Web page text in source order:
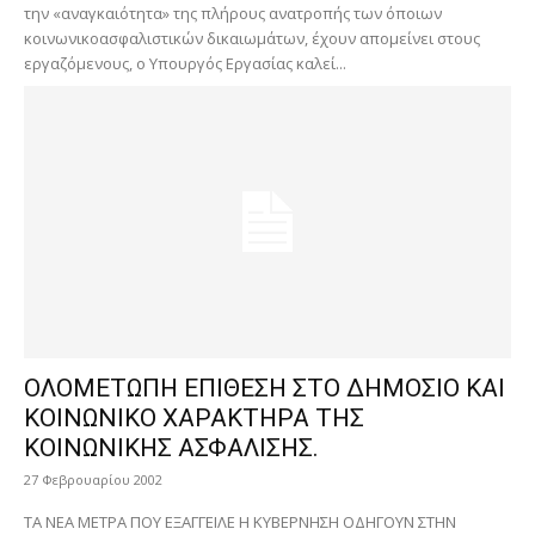
την «αναγκαιότητα» της πλήρους ανατροπής των όποιων
κοινωνικοασφαλιστικών δικαιωμάτων, έχουν απομείνει στους
εργαζόμενους, ο Υπουργός Εργασίας καλεί...
ΟΛΟΜΕΤΩΠΗ ΕΠΙΘΕΣΗ ΣΤΟ ΔΗΜΟΣΙΟ ΚΑΙ
ΚΟΙΝΩΝΙΚΟ ΧΑΡΑΚΤΗΡΑ ΤΗΣ
ΚΟΙΝΩΝΙΚΗΣ ΑΣΦΑΛΙΣΗΣ.
27 Φεβρουαρίου 2002
ΤΑ ΝΕΑ ΜΕΤΡΑ ΠΟΥ ΕΞΑΓΓΕΙΛΕ Η ΚΥΒΕΡΝΗΣΗ ΟΔΗΓΟΥΝ ΣΤΗΝ